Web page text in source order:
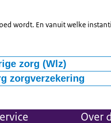
wordt. En vanuit welke
zorg (Wlz)
En blijft u thuis wonen? Dan
.
zorgverzekering
Over